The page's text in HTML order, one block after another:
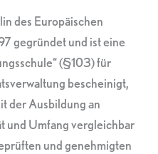
des Europäischen
gegründet und ist eine
(§103) für
bescheinigt,
der Ausbildung an
und Umfang vergleichbar
und genehmigten